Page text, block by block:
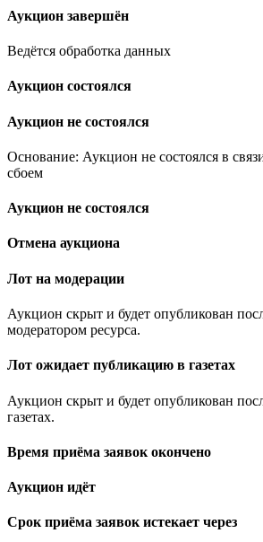
Аукцион завершён
Ведётся обработка данных
Аукцион состоялся
Аукцион не состоялся
Основание: Аукцион не состоялся в
сбоем
Аукцион не состоялся
Отмена аукциона
Лот на модерации
Аукцион скрыт и будет опубликован
модератором ресурса.
Лот ожидает публикацию в газетах
Аукцион скрыт и будет опубликован
газетах.
Время приёма заявок окончено
Аукцион идёт
Срок приёма заявок истекает через